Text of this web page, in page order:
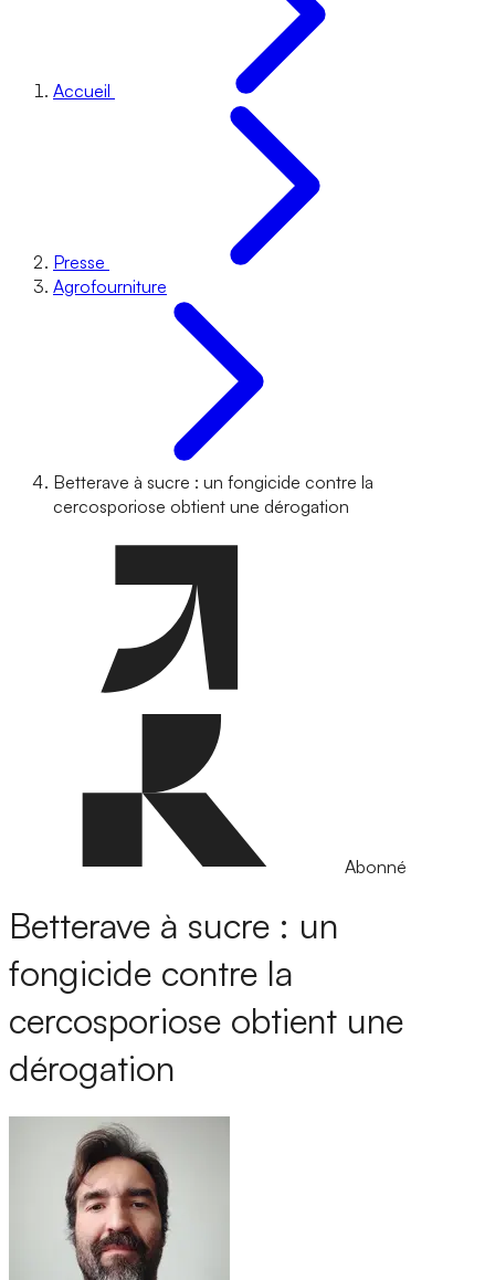
Accueil
Presse
Agrofourniture
Betterave à sucre : un fongicide contre la
cercosporiose obtient une dérogation
Abonné
Betterave à sucre : un
fongicide contre la
cercosporiose obtient une
dérogation